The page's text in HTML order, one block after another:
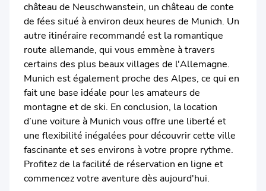
château de Neuschwanstein, un château de conte
de fées situé à environ deux heures de Munich. Un
autre itinéraire recommandé est la romantique
route allemande, qui vous emmène à travers
certains des plus beaux villages de l'Allemagne.
Munich est également proche des Alpes, ce qui en
fait une base idéale pour les amateurs de
montagne et de ski. En conclusion, la location
d’une voiture à Munich vous offre une liberté et
une flexibilité inégalées pour découvrir cette ville
fascinante et ses environs à votre propre rythme.
Profitez de la facilité de réservation en ligne et
commencez votre aventure dès aujourd'hui.